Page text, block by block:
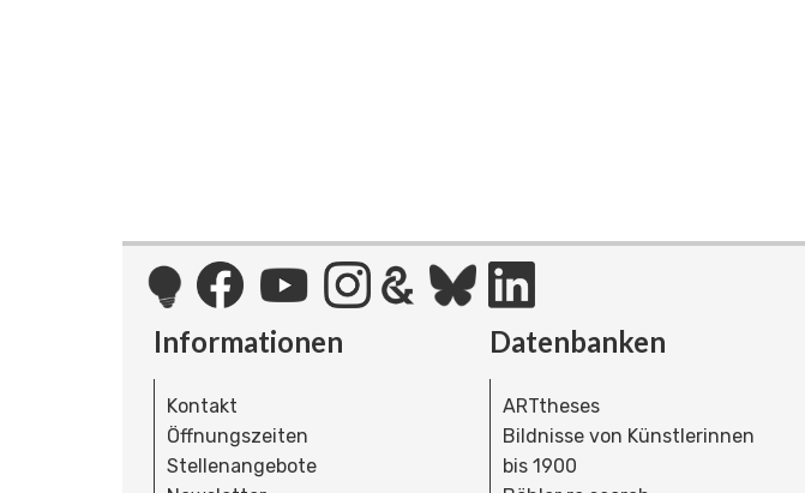
Informationen
Kontakt
Öffnungszeiten
Stellenangebote
Datenbanken
ARTtheses
Bildnisse von Künstlerinnen
bis 1900